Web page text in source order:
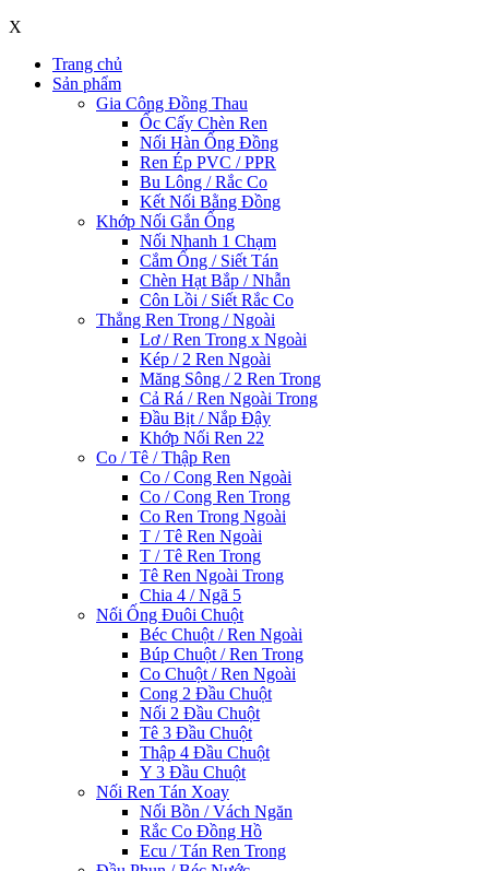
X
Trang chủ
Sản phẩm
Gia Công Đồng Thau
Ốc Cấy Chèn Ren
Nối Hàn Ống Đồng
Ren Ép PVC / PPR
Bu Lông / Rắc Co
Kết Nối Bằng Đồng
Khớp Nối Gắn Ống
Nối Nhanh 1 Chạm
Cắm Ống / Siết Tán
Chèn Hạt Bắp / Nhẫn
Côn Lồi / Siết Rắc Co
Thẳng Ren Trong / Ngoài
Lơ / Ren Trong x Ngoài
Kép / 2 Ren Ngoài
Măng Sông / 2 Ren Trong
Cả Rá / Ren Ngoài Trong
Đầu Bịt / Nắp Đậy
Khớp Nối Ren 22
Co / Tê / Thập Ren
Co / Cong Ren Ngoài
Co / Cong Ren Trong
Co Ren Trong Ngoài
T / Tê Ren Ngoài
T / Tê Ren Trong
Tê Ren Ngoài Trong
Chia 4 / Ngã 5
Nối Ống Đuôi Chuột
Béc Chuột / Ren Ngoài
Búp Chuột / Ren Trong
Co Chuột / Ren Ngoài
Cong 2 Đầu Chuột
Nối 2 Đầu Chuột
Tê 3 Đầu Chuột
Thập 4 Đầu Chuột
Y 3 Đầu Chuột
Nối Ren Tán Xoay
Nối Bồn / Vách Ngăn
Rắc Co Đồng Hồ
Ecu / Tán Ren Trong